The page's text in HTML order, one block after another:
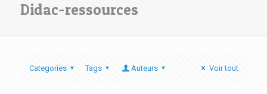
Didac-ressources
Categories Tags Auteurs Voir tout